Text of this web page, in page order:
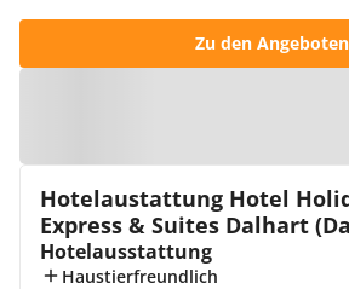
Zu den Angeboten
Hotelaustattung Hotel
Express & Suites Dalhart
Hotelausstattung
Haustierfreundlich